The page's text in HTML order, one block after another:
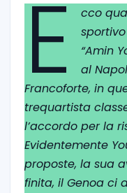
E cco
“Amin
al
Francoforte, in
trequartista
l’accordo per la
Evidentemente
proposte, la sua
finita, il Genoa ci